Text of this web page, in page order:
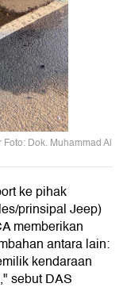
Dok. Muhammad Al
ke pihak
prinsipal Jeep)
memberikan
antara lain:
kendaraan
sebut DAS